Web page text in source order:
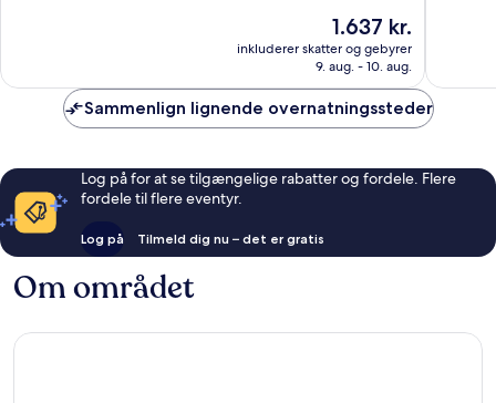
anmeldelser
Prisen
1.637 kr.
1.637 kr.
inkluderer skatter og gebyrer
9. aug. - 10. aug.
Sammenlign lignende overnatningssteder
Log på for at se tilgængelige rabatter og fordele. Flere
fordele til flere eventyr.
Log på Tilmeld dig nu – det er gratis
Om området